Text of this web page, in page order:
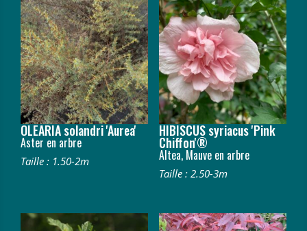
OLEARIA solandri 'Aurea'
Aster en arbre
Taille : 1.50-2m
HIBISCUS syriacus 'Pink
Chiffon'®
Altea, Mauve en arbre
Taille : 2.50-3m